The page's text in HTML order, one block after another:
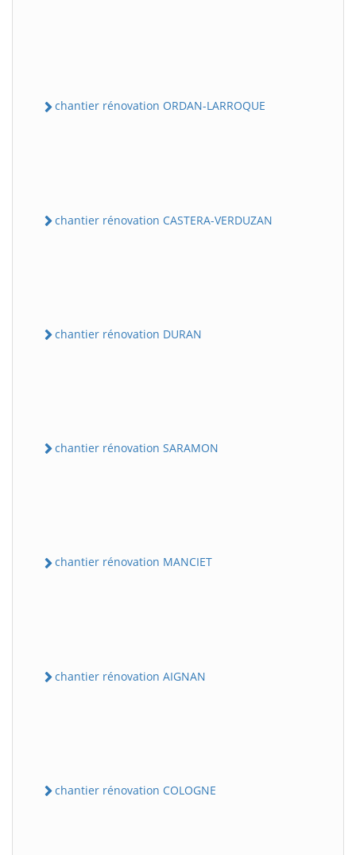
chantier rénovation ORDAN-LARROQUE
chantier rénovation CASTERA-VERDUZAN
chantier rénovation DURAN
chantier rénovation SARAMON
chantier rénovation MANCIET
chantier rénovation AIGNAN
chantier rénovation COLOGNE